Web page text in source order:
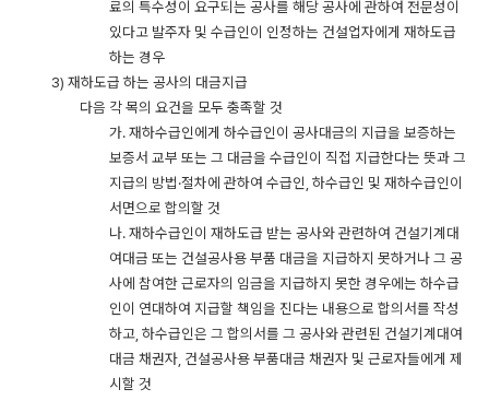
료의 특수성이 요구되는 공사를 해당 공사에 관하여 전문성이
있다고 발주자 및 수급인이 인정하는 건설업자에게 재하도급
하는 경우
3) 재하도급 하는 공사의 대금지급
다음 각 목의 요건을 모두 충족할 것
가. 재하수급인에게 하수급인이 공사대금의 지급을 보증하는
보증서 교부 또는 그 대금을 수급인이 직접 지급한다는 뜻과 그
지급의 방법·절차에 관하여 수급인 하수급인 및 재하수급인이
서면으로 합의할 것
나. 재하수급인이 재하도급 받는 공사와 관련하여 건설기계대
여대금 또는 건설공사용 부품 대금을 지급하지 못하거나 그 공
사에 참여한 근로자의 임금을 지급하지 못한 경우에는 하수급
인이 연대하여 지급할 책임을 진다는 내용으로 합의서를 작성
하고, 하수급인은 그 합의서를 그 공사와 관련된 건설기계대여
대금 채권자, 건설공사용 부품대금 채권자 및 근로자들에게 제
시할 것